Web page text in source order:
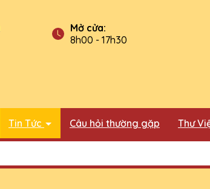
Mở cửa:
8h00 - 17h30
Tin Tức Câu hỏi thường gặp Thư